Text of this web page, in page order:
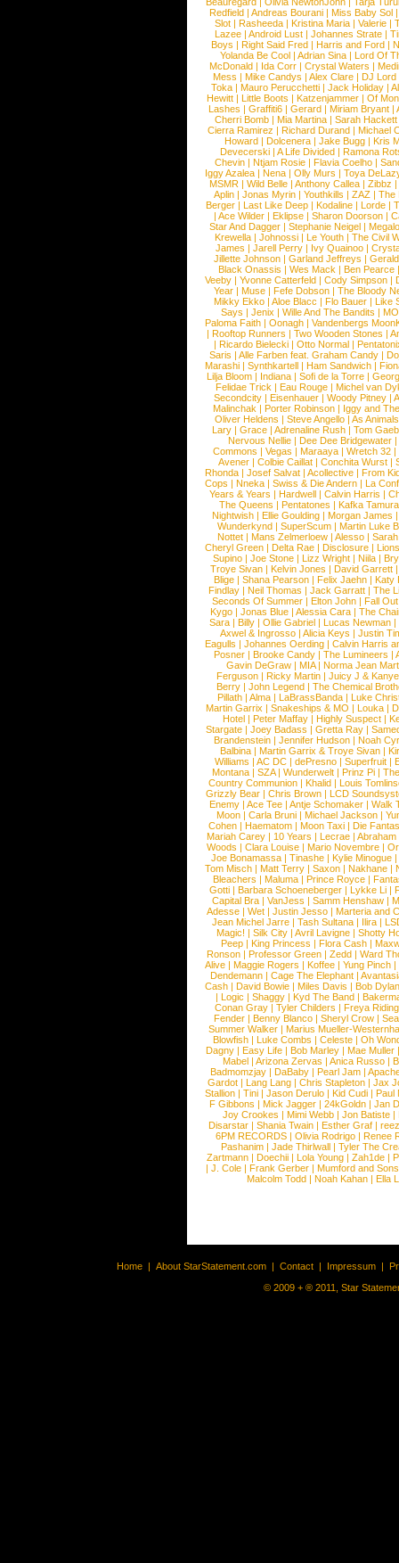
Redfield | Andreas Bourani | Miss Baby Sol
Slot | Rasheeda | Kristina Maria | Valerie |
Lazee | Android Lust | Johannes Strate |
Boys | Right Said Fred | Harris and Ford |
Yolanda Be Cool |Adrian Sina |Lord Of
McDonald | Ida Corr |Crystal Waters |
Mess | Mike Candys | Alex Clare | DJ Lord
Toka | Mauro Perucchetti | Jack Holiday |
Hewitt |Little Boots |Katzenjammer |Of
Lashes |Graffiti6 |Gerard |Miriam Bryant |
Cherri Bomb | Mia Martina | Sarah Hackett
Cierra Ramirez | Richard Durand | Michael
Howard |Dolcenera |Jake Bugg |Kris
Devecerski |A Life Divided |Ramona
Chevin |Ntjam Rosie |Flavia Coelho |
Iggy Azalea | Nena | Olly Murs | Toya
MSMR |Wild Belle |Anthony Callea |Zibbz
Aplin | Jonas Myrin | Youthkills | ZAZ | The
Berger |Last Like Deep |Kodaline |Lorde |
|Ace Wilder |Eklipse |Sharon Doorson |
Star And Dagger | Stephanie Neigel |
Krewella | Johnossi | Le Youth | The Civil
James | Jarell Perry | Ivy Quainoo |
Jillette Johnson | Garland Jeffreys |
Black Onassis | Wes Mack | Ben Pearce
Veeby | Yvonne Catterfeld | Cody Simpson |
Year |Muse |Fefe Dobson |The Bloody
Mikky Ekko | Aloe Blacc | Flo Bauer | Like
Says | Jenix | Wille And The Bandits | MO
Paloma Faith |Oonagh |Vandenbergs
|Rooftop Runners |Two Wooden Stones |
| Ricardo Bielecki | Otto Normal |
Saris | Alle Farben feat. Graham Candy |
Marashi | Synthkartell | Ham Sandwich |
Lilja Bloom | Indiana | Sofi de la Torre |
Felidae Trick | Eau Rouge | Michel van
Secondcity |Eisenhauer |Woody Pitney |
Malinchak |Porter Robinson | Iggy and
Oliver Heldens |Steve Angello |As Animals
Lary | Grace | Adrenaline Rush | Tom
Nervous Nellie | Dee Dee Bridgewater |
Commons |Vegas |Maraaya |Wretch 32 |
Avener | Colbie Caillat | Conchita Wurst |
Rhonda | Josef Salvat | Acollective | From
Cops | Nneka | Swiss & Die Andern | La
Years & Years |Hardwell |Calvin Harris |
The Queens | Pentatones | Kafka Tamura
Nightwish |Ellie Goulding |Morgan James
Wunderkynd | SuperScum | Martin Luke
Nottet |Mans Zelmerloew |Alesso |
Cheryl Green |Delta Rae |Disclosure |
Supino |Joe Stone |Lizz Wright |Niila |
Troye Sivan | Kelvin Jones | David Garrett
Blige | Shana Pearson | Felix Jaehn | Katy
Findlay |Neil Thomas |Jack Garratt |The
Seconds Of Summer |Elton John |Fall
Kygo |Jonas Blue |Alessia Cara |The
Sara |Billy |Ollie Gabriel |Lucas Newman |
Axwel & Ingrosso | Alicia Keys | Justin
Eagulls |Johannes Oerding |Calvin Harris
Posner |Brooke Candy |The Lumineers |
Gavin DeGraw | MIA| Norma Jean
Ferguson | Ricky Martin | Juicy J &
Berry | John Legend | The Chemical
Pillath |Alma |LaBrassBanda |Luke
Martin Garrix | Snakeships & MO | Louka |
Hotel | Peter Maffay | Highly Suspect |
Stargate |Joey Badass |Gretta Ray |
Brandenstein |Jennifer Hudson |Noah
Balbina | Martin Garrix & Troye Sivan |
Williams |AC DC |dePresno |Superfruit |
Montana |SZA|Wunderwelt |Prinz Pi |
Country Communion | Khalid | Louis
Grizzly Bear | Chris Brown | LCD
Enemy | Ace Tee | Antje Schomaker | Walk
Moon |Carla Bruni |Michael Jackson |
Cohen |Haematom |Moon Taxi |Die
Mariah Carey | 10 Years | Lecrae | Abraham
Woods |Clara Louise |Mario Novembre |
Joe Bonamassa | Tinashe | Kylie Minogue |
Tom Misch |Matt Terry |Saxon |Nakhane |
Bleachers | Maluma | Prince Royce |
Gotti |Barbara Schoeneberger |Lykke Li |
Capital Bra |VanJess |Samm Henshaw |
Adesse |Wet |Justin Jesso |Marteria and
Jean Michel Jarre |Tash Sultana | Ilira |
Magic! | Silk City | Avril Lavigne | Shotty
Peep |King Princess |Flora Cash |
Ronson |Professor Green |Zedd |Ward
Alive |Maggie Rogers |Koffee |Yung Pinch |
Dendemann |Cage The Elephant |
Cash | David Bowie | Miles Davis | Bob Dylan
|Logic |Shaggy |Kyd The Band |
Conan Gray |Tyler Childers |Freya
Fender |Benny Blanco |Sheryl Crow |
Summer Walker |Marius Mueller-
Blowfish | Luke Combs | Celeste | Oh
Dagny |Easy Life |Bob Marley |Mae Muller
Mabel |Arizona Zervas |Anica Russo |
Badmomzjay |DaBaby |Pearl Jam |
Gardot | Lang Lang | Chris Stapleton | Jax
Stallion |Tini |Jason Derulo |Kid Cudi |Paul
F Gibbons | Mick Jagger | 24kGoldn | Jan
Joy Crookes | Mimi Webb | Jon Batiste |
Disarstar | Shania Twain | Esther Graf |
6PM RECORDS | Olivia Rodrigo | Renee
Pashanim |Jade Thirlwall |Tyler The
Zartmann | Doechii | Lola Young | Zah1de |
| J. Cole | Frank Gerber | Mumford and Sons
Malcolm Todd | Noah Kahan | Ella
Home | About StarStatement.com | Contact | Impressum |
© 2009 + ® 2011, Star